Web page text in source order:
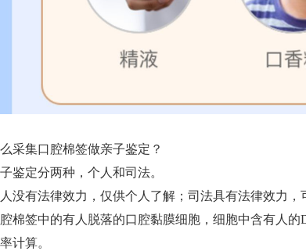
采集口腔棉签做亲子鉴定？
鉴定分两种，个人和司法。
没有法律效力，仅供个人了解；司法具有法律效力，
棉签中的有人脱落的口腔黏膜细胞，细胞中含有人
计算。